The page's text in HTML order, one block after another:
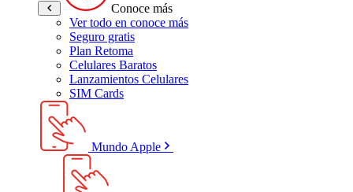
Conoce más
Ver todo en conoce más
Seguro gratis
Plan Retoma
Celulares Baratos
Lanzamientos Celulares
SIM Cards
Mundo Apple